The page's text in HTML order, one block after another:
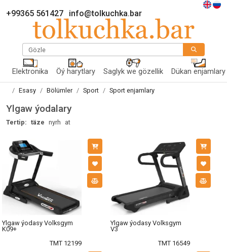
+99365 561427 info@tolkuchka.bar
Gözle
Elektronika Öý harytlary Saglyk we gözellik Dükan enjamlary
Esasy Bölümler Sport Sport enjamlary
Ylgaw ýodalary
Tertip: täze nyrh at
Ylgaw ýodasy Volksgym
K09+
TMT 12199
Ylgaw ýodasy Volksgym
V3
TMT 16549